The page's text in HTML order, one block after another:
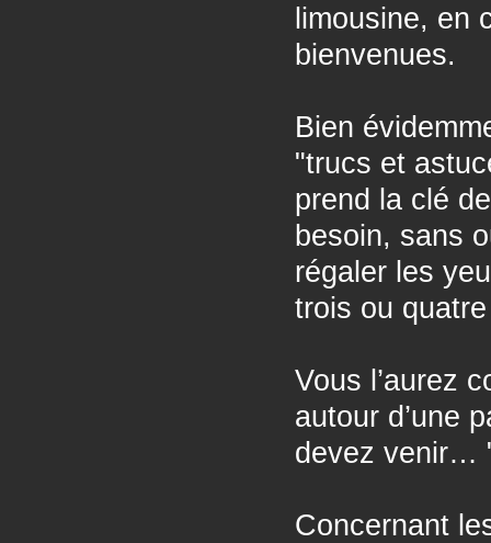
limousine, en
bienvenues.
Bien
"trucs et
prend la clé
besoin, sans
régaler les
trois ou
Vous l’aurez
autour d’une
devez venir…
Concernant